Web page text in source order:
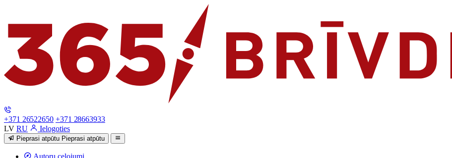
+371 26522650 +371 28663933
LV RU Ielogoties
Pieprasi atpūtu Pieprasi atpūtu